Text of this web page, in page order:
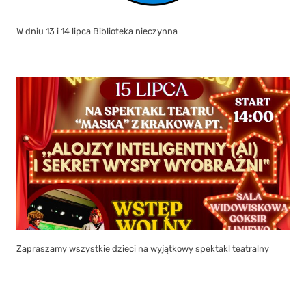
W dniu 13 i 14 lipca Biblioteka nieczynna
Zapraszamy wszystkie dzieci na wyjątkowy spektakl teatralny